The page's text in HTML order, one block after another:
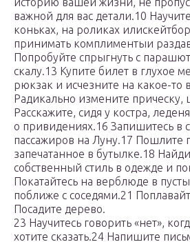
важной для вас детали.10
коньках, на роликах
принимать комплиментыи
Попробуйте спрыгнуть с
скалу.13 Купите билет в глухое
рюкзак и исчезните на какое-то
Радикально измените прическу,
Расскажите, сидя у костра,
о привидениях.16 Запишитесь в
пассажиров на Луну.17 Пошлите
запечатанное в бутылке.18
собственный стиль в одежде и
Покатайтесь на верблюде в
поближе с соседями.21
Посадите дерево.
23 Научитесь говорить «нет»,
хотите сказать.24 Напишите